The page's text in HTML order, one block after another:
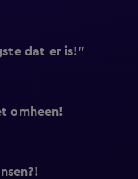
dat er is!"
omheen!